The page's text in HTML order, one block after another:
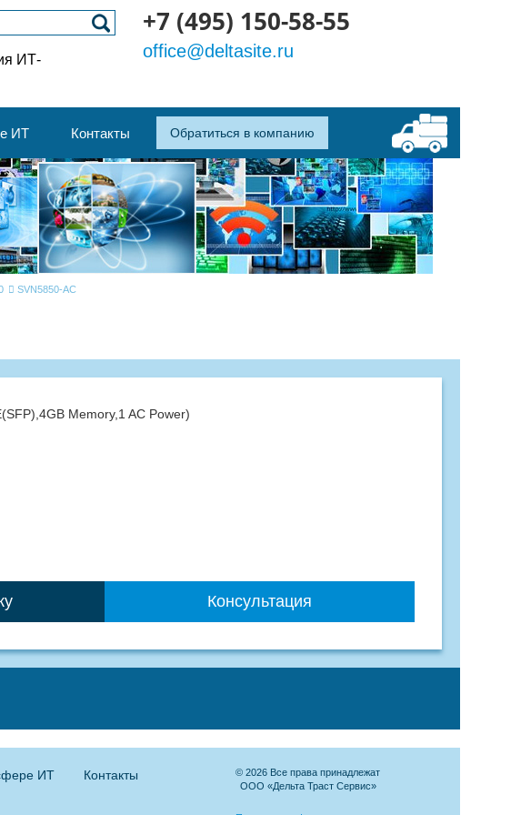
ИТ-
+7 (495) 150-58-55
office@deltasite.ru
ИТ Контакты Обратиться в компанию
SVN5850-AC
Memory,1 AC Power)
Консультация
ИТ Контакты
© 2026 Все права принадлежат
ООО «Дельта Траст Сервис»